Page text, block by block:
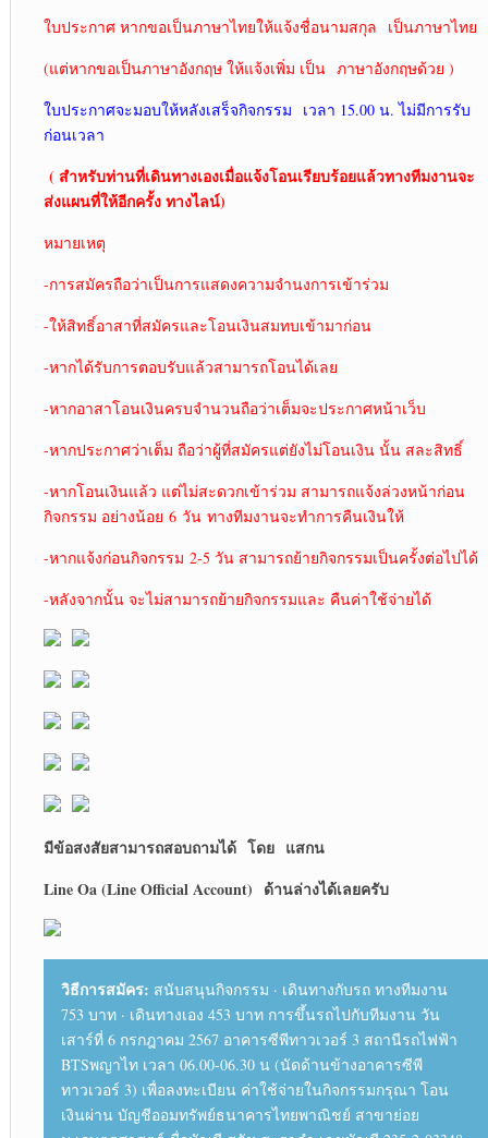
ใบประกาศ หากขอเป็นภาษาไทยให้แจ้งชื่อนามสกุล เป็นภาษาไทย
(แต่หากขอเป็นภาษาอังกฤษ ให้แจ้งเพิ่ม เป็น ภาษาอังกฤษด้วย )
ใบประกาศจะมอบให้หลังเสร็จกิจกรรม เวลา 15.00 น. ไม่มีการรับ
ก่อนเวลา
( สำหรับท่านที่เดินทางเองเมื่อแจ้งโอนเรียบร้อยแล้วทางทีมงานจะ
ส่งแผนที่ให้อีกครั้ง ทางไลน์)
หมายเหตุ
-การสมัครถือว่าเป็นการแสดงความจำนงการเข้าร่วม
-ให้สิทธิ์อาสาที่สมัครและโอนเงินสมทบเข้ามาก่อน
-หากได้รับการตอบรับแล้วสามารถโอนได้เลย
-หากอาสาโอนเงินครบจำนวนถือว่าเต็มจะประกาศหน้าเว็บ
-หากประกาศว่าเต็ม ถือว่าผู้ที่สมัครแต่ยังไม่โอนเงิน นั้น สละสิทธิ์
-หากโอนเงินแล้ว แต่ไม่สะดวกเข้าร่วม สามารถแจ้งล่วงหน้าก่อน
กิจกรรม อย่างน้อย 6 วัน ทางทีมงานจะทำการคืนเงินให้
-หากแจ้งก่อนกิจกรรม 2-5 วัน สามารถย้ายกิจกรรมเป็นครั้งต่อไปได้
-หลังจากนั้น จะไม่สามารถย้ายกิจกรรมและ คืนค่าใช้จ่ายได้
มีข้อสงสัยสามารถสอบถามได้ โดย แสกน
Line Oa (Line Official Account) ด้านล่างได้เลยครับ
วิธีการสมัคร: สนับสนุนกิจกรรม · เดินทางกับรถ ทางทีมงาน
753 บาท · เดินทางเอง 453 บาท การขึ้นรถไปกับทีมงาน วัน
เสาร์ที่ 6 กรกฎาคม 2567 อาคารซีพีทาวเวอร์ 3 สถานีรถไฟฟ้า
BTSพญาไท เวลา 06.00-06.30 น (นัดด้านข้างอาคารซีพี
ทาวเวอร์ 3) เพื่อลงทะเบียน ค่าใช้จ่ายในกิจกรรมกรุณา โอน
เงินผ่าน บัญชีออมทรัพย์ธนาคารไทยพาณิชย์ สาขาย่อย